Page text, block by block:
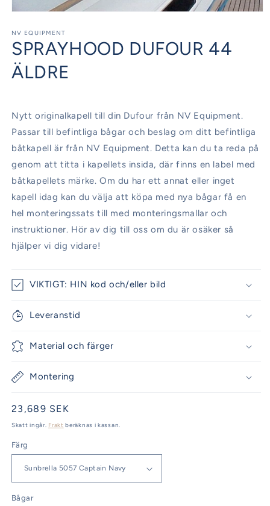
1
i
modalfönster
NV EQUIPMENT
SPRAYHOOD DUFOUR 44
ÄLDRE
Nytt originalkapell till din Dufour från NV Equipment.
Passar till befintliga bågar och beslag om ditt befintliga
båtkapell är från NV Equipment. Detta kan du ta reda på
genom att titta i kapellets insida, där finns en label med
båtkapellets märke. Om du har ett annat eller inget
kapell idag kan du välja att köpa med nya bågar få en
hel monteringssats till med monteringsmallar och
instruktioner. Hör av dig till oss om du är osäker så
hjälper vi dig vidare!
VIKTIGT: HIN kod och/eller bild
Leveranstid
Material och färger
Montering
Ordinarie
pris
23,689 SEK
Skatt ingår. Frakt beräknas i kassan.
Färg
Bågar